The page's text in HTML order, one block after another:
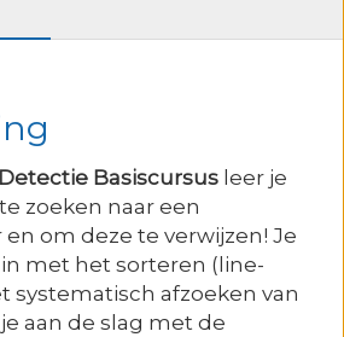
Detectie Basiscursus leer je
zoeken naar een
om deze te verwijzen! Je
met het sorteren (line-
systematisch afzoeken van
aan de slag met de